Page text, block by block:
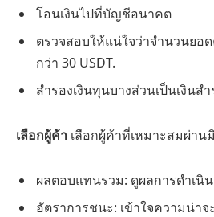
โอนเงินไปที่บัญชีอนาคต
ตรวจสอบให้แน่ใจว่าจำนวนยอ
กว่า 30 USDT.
สำรองเงินทุนบางส่วนเป็นเงินส
เลือกผู้ค้า เลือกผู้ค้าที่เหมาะสมผ่าน
ผลตอบแทนรวม: ดูผลการดำเนิ
อัตราการชนะ: เข้าใจความน่า